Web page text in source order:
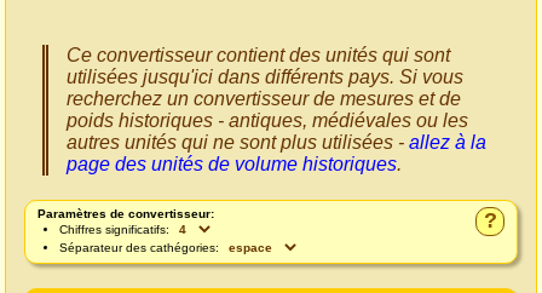
Ce convertisseur contient des unités qui sont
utilisées jusqu'ici dans différents pays. Si vous
recherchez un convertisseur de mesures et de
poids historiques - antiques, médiévales ou les
autres unités qui ne sont plus utilisées - allez à la
page des unités de volume historiques.
?
Paramètres de convertisseur:
Chiffres significatifs:
Séparateur des cathégories: